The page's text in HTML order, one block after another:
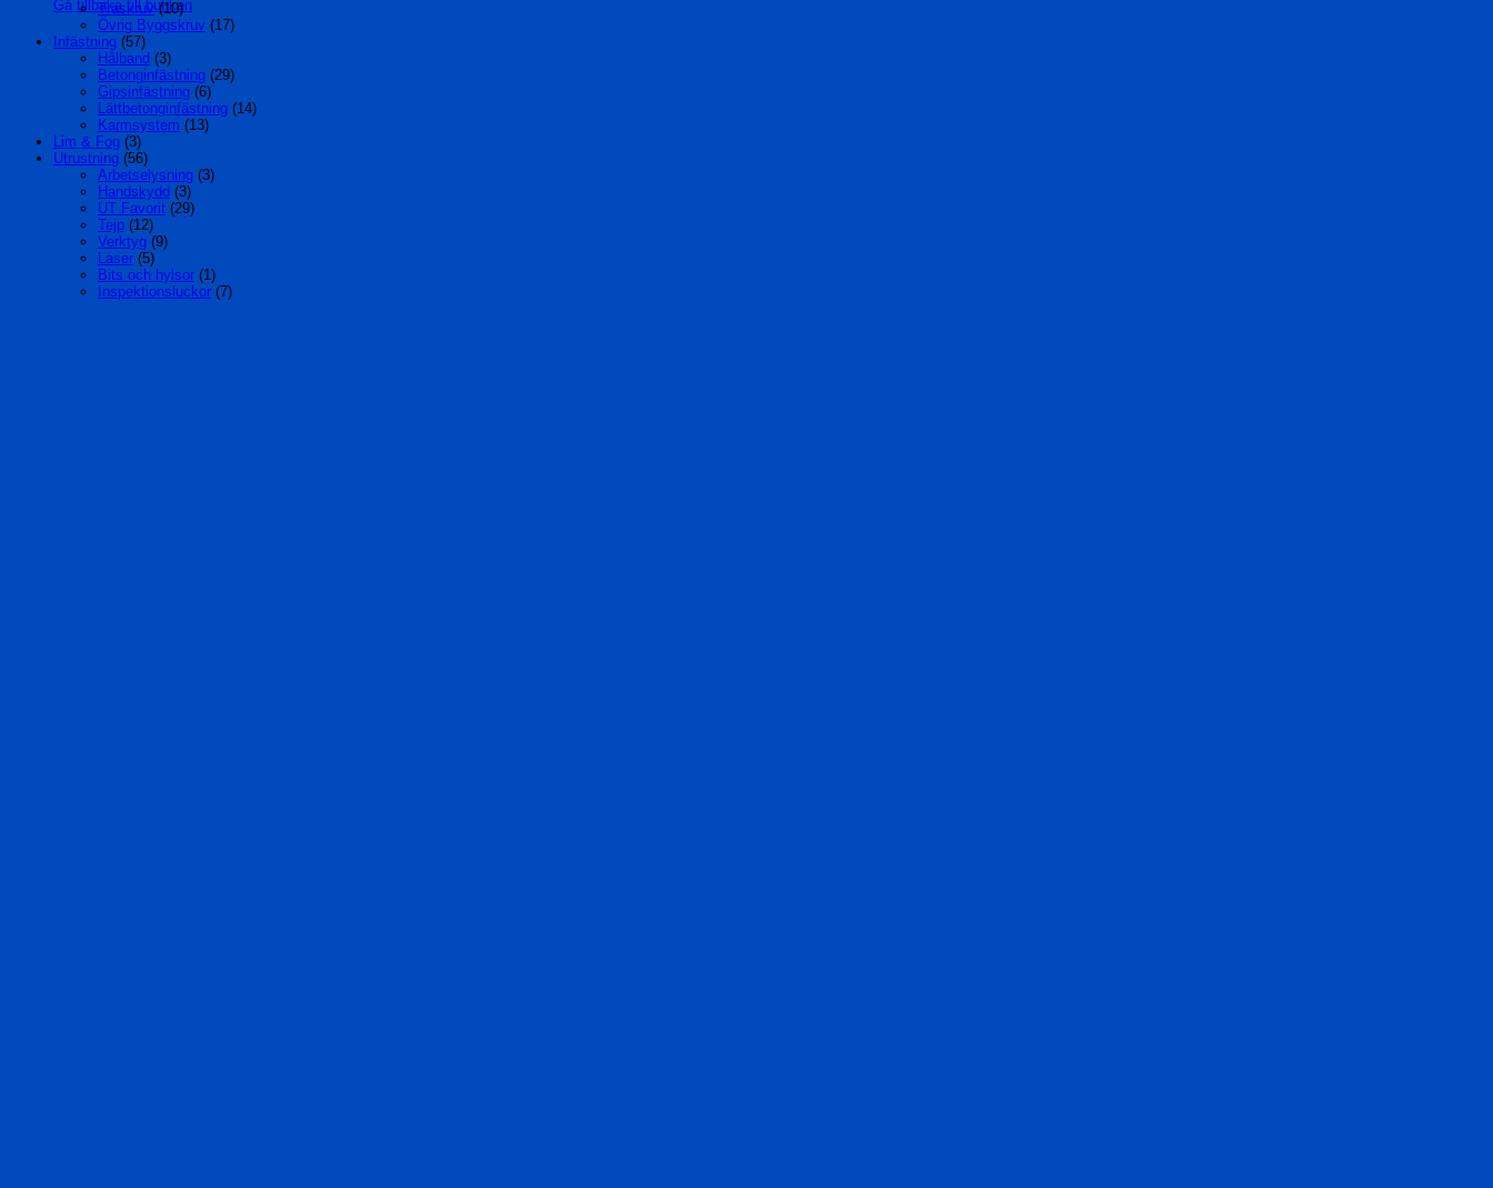
Gå tillbaka till butiken
Träskruv (10)
Övrig Byggskruv (17)
Infästning (57)
Hålband (3)
Betonginfästning (29)
Gipsinfästning (6)
Lättbetonginfästning (14)
Karmsystem (13)
Lim & Fog (3)
Utrustning (56)
Arbetselysning (3)
Handskydd (3)
UT Favorit (29)
Tejp (12)
Verktyg (9)
Laser (5)
Bits och hylsor (1)
Inspektionsluckor (7)